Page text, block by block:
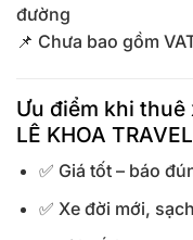
Limo
đường
📌 Chưa bao gồm
Ưu điểm khi thuê
LÊ KHOA TRAVEL
✅ Giá tốt – báo
✅ Xe đời mới,